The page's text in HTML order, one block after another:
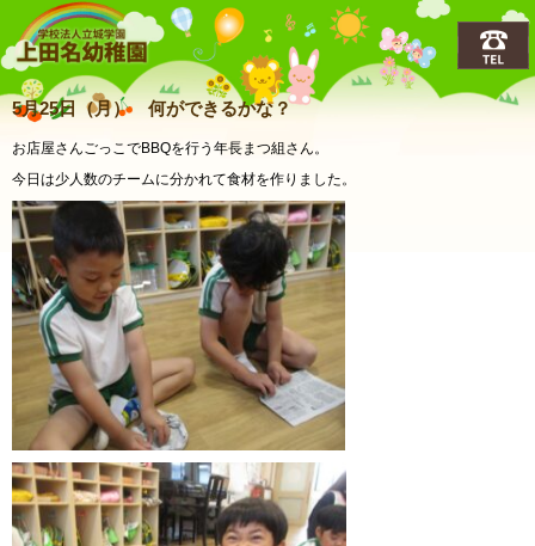
上田名(うえだな)幼稚園
5月25日（月） 何ができるかな？
お店屋さんごっこでBBQを行う年長まつ組さん。
今日は少人数のチームに分かれて食材を作りました。